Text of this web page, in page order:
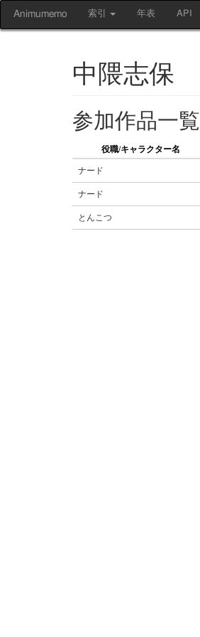
Animumemo 索引 年表 API
中隈志保
参加作品一覧
役職/キャラクター名
ナード
ナード
とんこつ